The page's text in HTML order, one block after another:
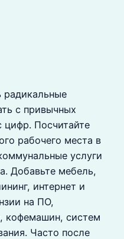
радикальные
с привычных
цифр. Посчитайте
рабочего места в
услуги
Добавьте мебель,
интернет и
на ПО,
кофемашин, систем
Часто после